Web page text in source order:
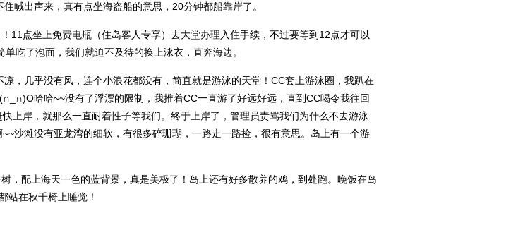
喊出声来，真有点坐海盗船的意思，20分钟都船靠岸了。
11点坐上免费电瓶（住岛客人专享）去大堂办理入住手续，不过要等到12点才可以
吃了泡面，我们就迫不及待的换上泳衣，直奔海边。
，几乎没有风，连个小浪花都没有，简直就是游泳的天堂！CC套上游泳圈，我趴在
哈哈~~没有了浮漂的限制，我推着CC一直游了好远好远，直到CC喝令我往回
上岸，就那么一直耐着性子等我们。终于上岸了，管理员责骂我们为什么不去游泳
沙滩没有亚龙湾的细软，有很多碎珊瑚，一路走一路捡，很有意思。岛上有一个游
，配上海天一色的蓝背景，真是美极了！岛上还有好多散养的鸡，到处跑。晚饭在岛
站在秋千椅上睡觉！